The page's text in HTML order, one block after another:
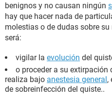
benignos y no causan ningún
hay que hacer nada de
molestias o de dudas sobre
será:
vigilar la evolución del
o proceder a su
realiza bajo anestesia general,
de sobreinfección del quiste..